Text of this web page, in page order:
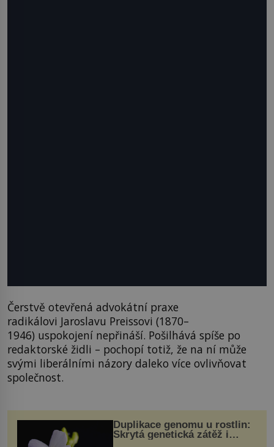
Čerstvě otevřená advokátní praxe
radikálovi Jaroslavu Preissovi (1870–
1946) uspokojení nepřináší. Pošilhává spíše po
redaktorské židli – pochopí totiž, že na ní může
svými liberálními názory daleko více ovlivňovat
společnost.
Duplikace genomu u rostlin:
Skrytá genetická zátěž i